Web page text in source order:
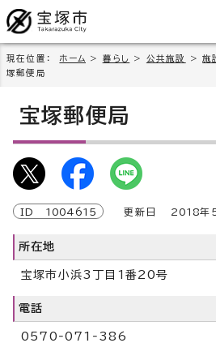
現在位置： ホーム > 暮らし > 公共施設 >施
塚郵便局
宝塚郵便局
ID 1004615 更新日 2018年
所在地
宝塚市小浜3丁目1番20号
電話
0570‐071‐386